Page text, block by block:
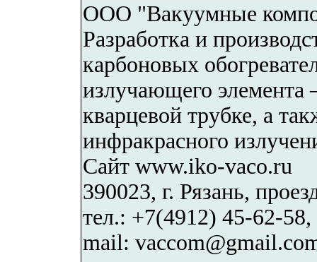
ООО "Вакуумные
Разработка и
карбоновых
излучающего элемента
кварцевой трубке, а
инфракрасного
Сайт www.iko-vaco.ru
390023, г. Рязань,
тел.: +7(4912) 45-62-
mail: